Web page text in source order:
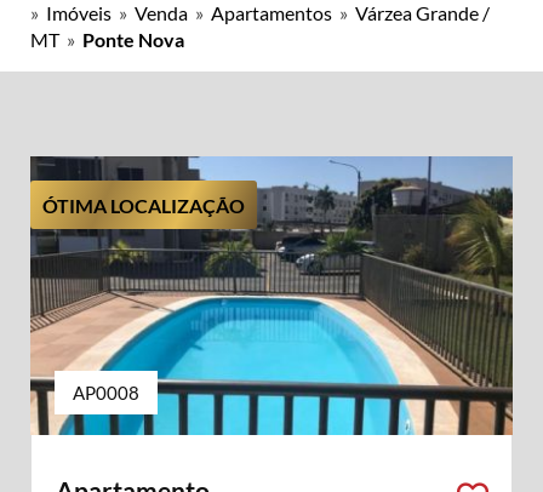
» Imóveis » Venda » Apartamentos » Várzea Grande /
MT» Ponte Nova
ÓTIMA LOCALIZAÇÃO
AP0008